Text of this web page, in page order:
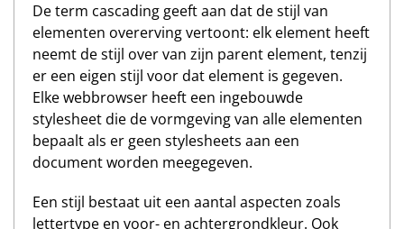
De term cascading geeft aan dat de stijl van
elementen overerving vertoont: elk element heeft
neemt de stijl over van zijn parent element, tenzij
er een eigen stijl voor dat element is gegeven.
Elke webbrowser heeft een ingebouwde
stylesheet die de vormgeving van alle elementen
bepaalt als er geen stylesheets aan een
document worden meegegeven.
Een stijl bestaat uit een aantal aspecten zoals
lettertype en voor- en achtergrondkleur. Ook